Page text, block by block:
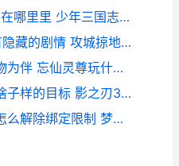
少年三国志2200关的难点在哪里里 少年三国志22026兑换码(没过期)
攻城掠地荒蛮6任务是否有隐藏的剧情 攻城掠地蛮荒副本
忘仙中灵尊适合和何种宠物为伴 忘仙灵尊玩什么属性
影之刃谢园任务需要完成啥子样的目标 影之刃3谢园任务怎么开启
梦幻西游将军令丢失后该怎么解除绑定限制 梦幻西游将军令怎么解除别人的绑定